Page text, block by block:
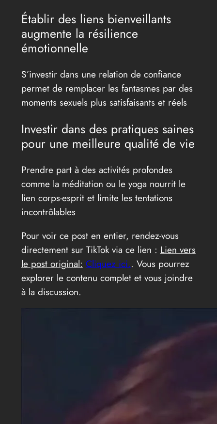
Établir des liens bienveillants
augmente la résilience
émotionnelle
S’investir dans une relation de confiance
permet de remplacer les fantasmes par des
moments sexuels plus satisfaisants et réels
Investir dans des pratiques saines
pour une meilleure qualité de vie
Prendre part à des activités profondes
comme la méditation ou le yoga nourrit le
lien corps-esprit et limite les tentations
incontrôlables
Pour voir ce post en entier, rendez-vous
directement sur TikTok via ce lien : Lien vers
le post original: Cliquez ici.. Vous pourrez
explorer le contenu complet et vous joindre
à la discussion.